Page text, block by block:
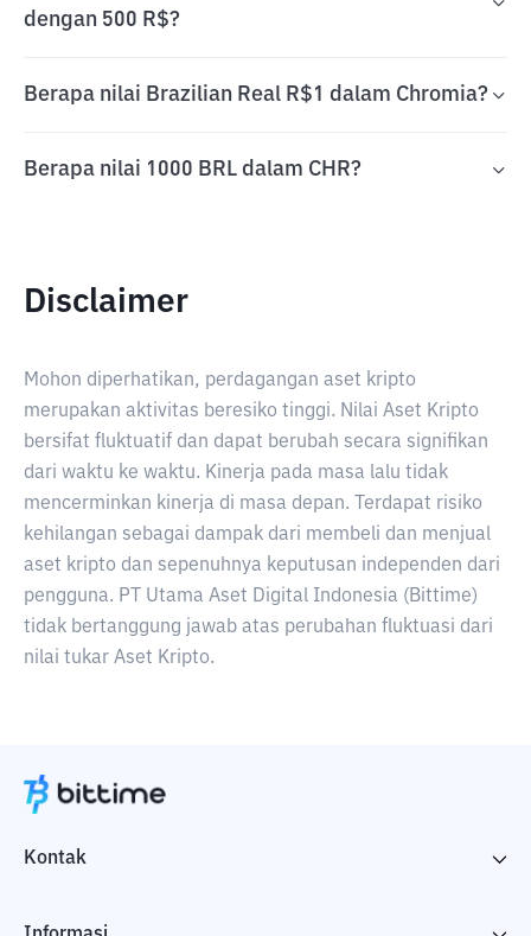
dengan 500 R$?
Berapa nilai Brazilian Real R$1 dalam Chromia?
Berapa nilai 1000 BRL dalam CHR?
Disclaimer
Mohon diperhatikan, perdagangan aset kripto
merupakan aktivitas beresiko tinggi. Nilai Aset Kripto
bersifat fluktuatif dan dapat berubah secara signifikan
dari waktu ke waktu. Kinerja pada masa lalu tidak
mencerminkan kinerja di masa depan. Terdapat risiko
kehilangan sebagai dampak dari membeli dan menjual
aset kripto dan sepenuhnya keputusan independen dari
pengguna. PT Utama Aset Digital Indonesia (Bittime)
tidak bertanggung jawab atas perubahan fluktuasi dari
nilai tukar Aset Kripto.
Kontak